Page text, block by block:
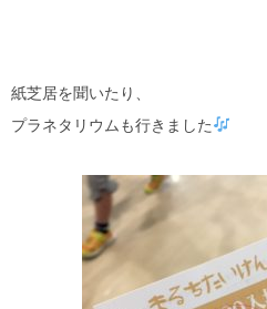
紙芝居を聞いたり、
プラネタリウムも行きました